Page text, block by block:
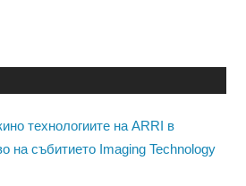
технологиите на ARRI в
на събитието Imaging Technology